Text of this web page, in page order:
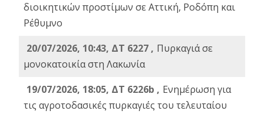
διοικητικών προστίμων σε Αττική, Ροδόπη και
Ρέθυμνο
20/07/2026, 10:43, ΔΤ 6227 , Πυρκαγιά σε
μονοκατοικία στη Λακωνία
19/07/2026, 18:05, ΔΤ 6226b , Ενημέρωση για
τις αγροτοδασικές πυρκαγιές του τελευταίου